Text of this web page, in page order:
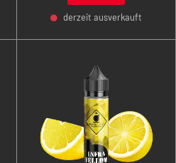
- +
derzeit ausverkauft
köstlichem Kaugummi zu
einer nie da gewesenen
Geschmacksexplosion